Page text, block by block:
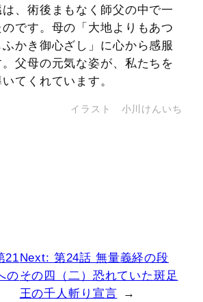
、術後まもなく師父の中で一
です。母の「大地よりもあつ
かき御心ざし」に心から感服
父母の元気な姿が、私たちを
てくれています。
イラスト 小川けんいち
21
の
Next: 第24話 無量義経の段
その四（二）恐れていた斑足
王の千人斬り宣言
→